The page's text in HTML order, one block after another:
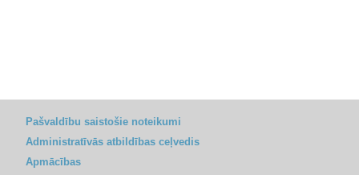
Pašvaldību saistošie noteikumi
Administratīvās atbildības ceļvedis
Apmācības